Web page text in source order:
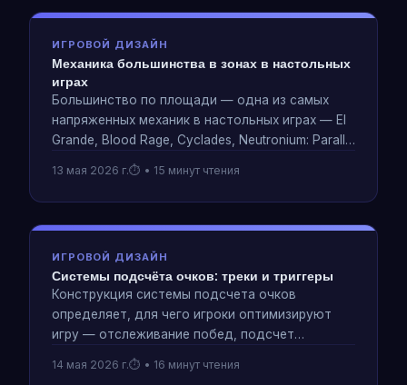
ИГРОВОЙ ДИЗАЙН
Механика большинства в зонах в настольных
играх
Большинство по площади — одна из самых
напряженных механик в настольных играх — El
Grande, Blood Rage, Cyclades, Neutronium: Parallel
создает конфликт, не требуя прямого
устранения.
13 мая 2026 г. • 15 минут чтения
ИГРОВОЙ ДИЗАЙН
Системы подсчёта очков: треки и триггеры
Конструкция системы подсчета очков
определяет, для чего игроки оптимизируют
игру — отслеживание побед, подсчет
триггеры эндшпиля. Анализ того, как выигрыш
14 мая 2026 г. • 16 минут чтения